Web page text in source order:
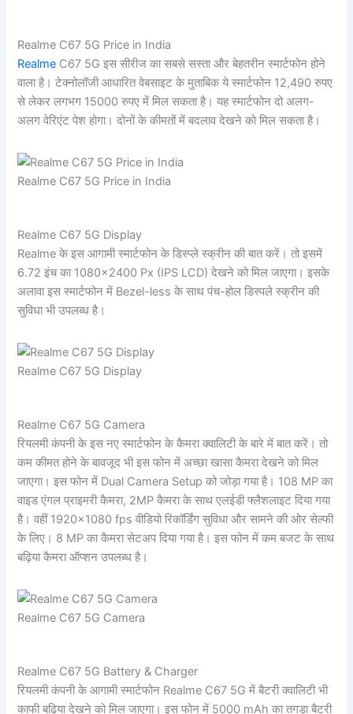
Realme C67 5G Price in India
Realme C67 5G इस सीरीज का सबसे सस्ता और बेहतरीन स्मार्टफोन होने
वाला है। टेक्नोलॉजी आधारित वेबसाइट के मुताबिक ये स्मार्टफोन 12,490 रुपए
से लेकर लगभग 15000 रुपए में मिल सकता है। यह स्मार्टफोन दो अलग-
अलग वेरिएंट पेश होगा। दोनों के कीमतों में बदलाव देखने को मिल सकता है।
Realme C67 5G Price in India
Realme C67 5G Display
Realme के इस आगामी स्मार्टफोन के डिस्प्ले स्क्रीन की बात करें। तो इसमें
6.72 इंच का 1080×2400 Px (IPS LCD) देखने को मिल जाएगा। इसके
अलावा इस स्मार्टफोन में Bezel-less के साथ पंच-होल डिस्पले स्क्रीन की
सुविधा भी उपलब्ध है।
Realme C67 5G Display
Realme C67 5G Camera
रियलमी कंपनी के इस नए स्मार्टफोन के कैमरा क्वालिटी के बारे में बात करें। तो
कम कीमत होने के बावजूद भी इस फोन में अच्छा खासा कैमरा देखने को मिल
जाएगा। इस फोन में Dual Camera Setup को जोड़ा गया है। 108 MP का
वाइड एंगल प्राइमरी कैमरा, 2MP कैमरा के साथ एलईडी फ्लैशलाइट दिया गया
है। वहीं 1920×1080 fps वीडियो रिकॉर्डिंग सुविधा और सामने की ओर सेल्फी
के लिए। 8 MP का कैमरा सेटअप दिया गया है। इस फोन में कम बजट के साथ
बढ़िया कैमरा ऑप्शन उपलब्ध है।
Realme C67 5G Camera
Realme C67 5G Battery & Charger
रियलमी कंपनी के आगामी स्मार्टफोन Realme C67 5G में बैटरी क्वालिटी भी
काफी बढ़िया देखने को मिल जाएगा। इस फोन में 5000 mAh का तगड़ा बैटरी